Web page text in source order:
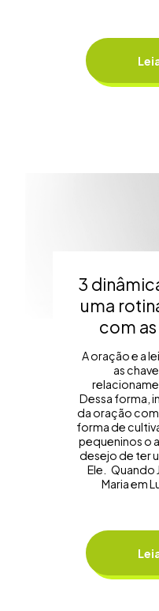
3
uma
com
A oração e a
as
Dessa forma,
da oração com
forma de
pequeninos o
desejo de ter
Ele. Quando
Maria em